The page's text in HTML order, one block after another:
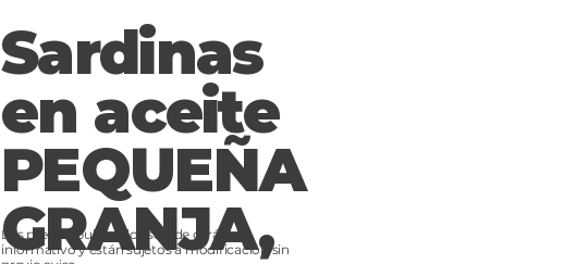
Sardinas
en aceite
PEQUEÑA
GRANJA,
Los precios publicados son de carácter
informativo y están sujetos a modificación sin